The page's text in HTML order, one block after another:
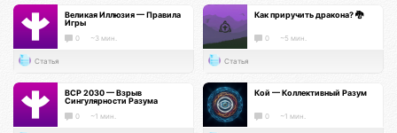
Великая Иллюзия — Правила
Игры
0 ~3 мин.
Статья
Как приручить дракона? 🐉
0 ~5 мин.
Статья
ВСР 2030 — Взрыв
Сингулярности Разума
0 ~1 мин.
Кой — Коллективный Разум
0 ~1 мин.